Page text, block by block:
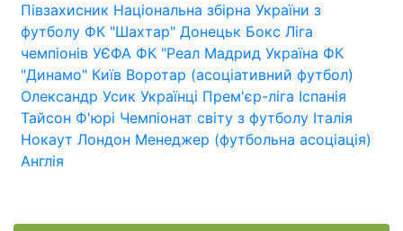
Півзахисник Національна збірна України з
футболу ФК "Шахтар" Донецьк Бокс Ліга
чемпіонів УЄФА ФК "Реал Мадрид Україна ФК
"Динамо" Київ Воротар (асоціативний футбол)
Олександр Усик Українці Прем'єр-ліга Іспанія
Тайсон Ф'юрі Чемпіонат світу з футболу Італія
Нокаут Лондон Менеджер (футбольна асоціація)
Англія